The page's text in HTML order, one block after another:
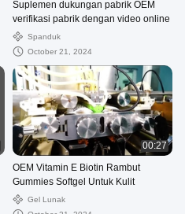
Suplemen dukungan pabrik OEM
verifikasi pabrik dengan video online
Spanduk
October 21, 2024
00:27
OEM Vitamin E Biotin Rambut
Gummies Softgel Untuk Kulit
Gel Lunak